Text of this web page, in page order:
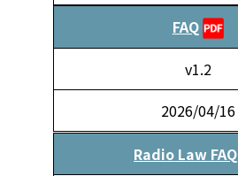
FAQ
v1.2
2026/04/16
Radio Law FAQ